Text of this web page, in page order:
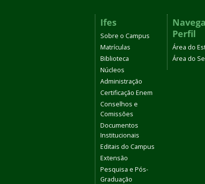
Ifes
Sobre o Campus
Matrículas
Biblioteca
Núcleos
Administração
Certificação Enem
Conselhos e
Comissões
Documentos
Institucionais
Editais do Campus
Extensão
Pesquisa e Pós-
Graduação
Perfil
Área do
Área do